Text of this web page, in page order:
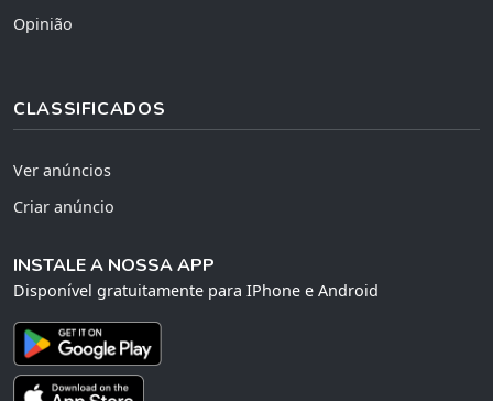
Opinião
CLASSIFICADOS
Ver anúncios
Criar anúncio
INSTALE A NOSSA APP
Disponível gratuitamente para IPhone e Android